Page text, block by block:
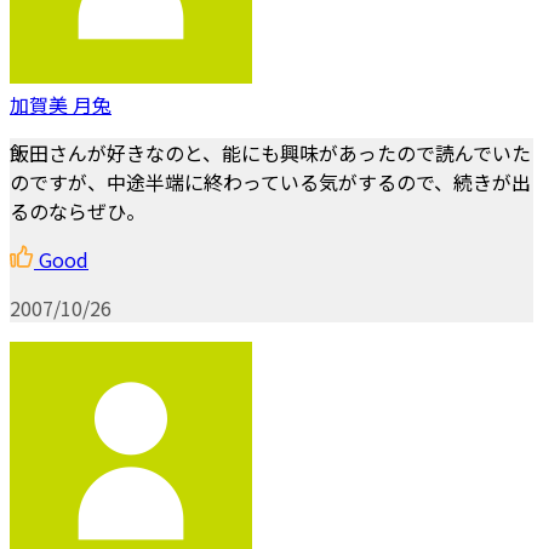
加賀美 月兔
飯田さんが好きなのと、能にも興味があったので読んでいた
のですが、中途半端に終わっている気がするので、続きが出
るのならぜひ。
Good
2007/10/26